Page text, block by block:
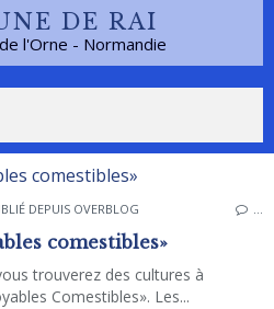
DE RAI
l'Orne - Normandie
DEPUIS OVERBLOG …
comestibles»
trouverez des cultures à
Comestibles». Les...